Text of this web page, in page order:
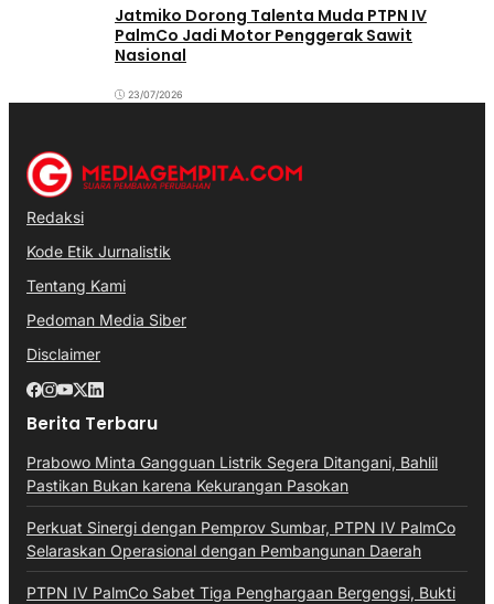
Jatmiko Dorong Talenta Muda PTPN IV
PalmCo Jadi Motor Penggerak Sawit
Nasional
23/07/2026
Redaksi
Kode Etik Jurnalistik
Tentang Kami
Pedoman Media Siber
Disclaimer
Berita Terbaru
Prabowo Minta Gangguan Listrik Segera Ditangani, Bahlil
Pastikan Bukan karena Kekurangan Pasokan
Perkuat Sinergi dengan Pemprov Sumbar, PTPN IV PalmCo
Selaraskan Operasional dengan Pembangunan Daerah
PTPN IV PalmCo Sabet Tiga Penghargaan Bergengsi, Bukti